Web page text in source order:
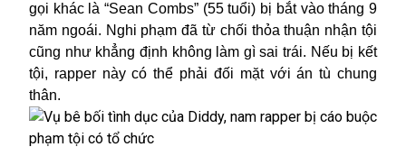
gọi khác là “Sean Combs” (55 tuổi) bị bắt vào tháng 9
năm ngoái. Nghi phạm đã từ chối thỏa thuận nhận tội
cũng như khẳng định không làm gì sai trái. Nếu bị kết
tội, rapper này có thể phải đối mặt với án tù chung
thân.